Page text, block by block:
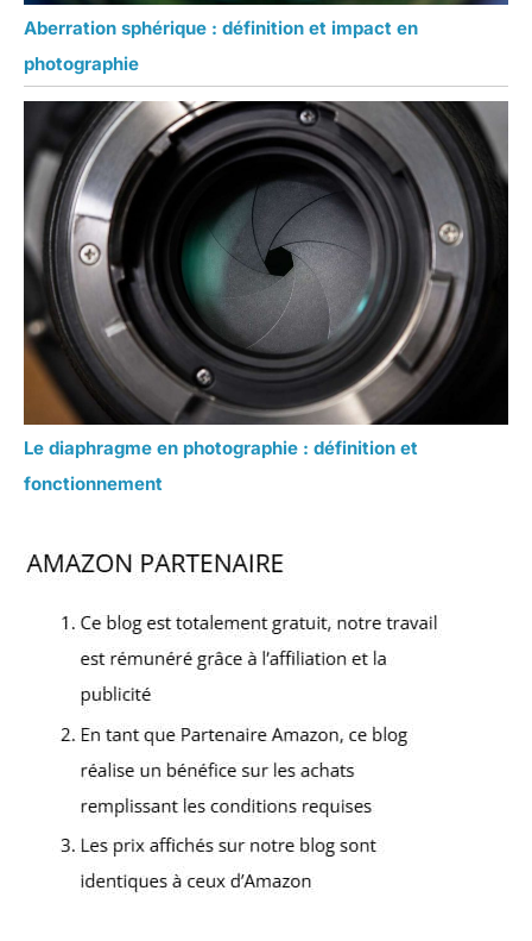
Aberration sphérique : définition et impact en
photographie
Le diaphragme en photographie : définition et
fonctionnement